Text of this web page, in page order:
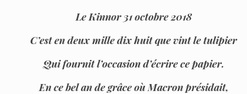
Le Kinnor 31 octobre 2018
C’est en deux mille dix huit que vint le tulipier
Qui fournit l’occasion d’écrire ce papier.
En ce bel an de grâce où Macron présidait,